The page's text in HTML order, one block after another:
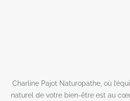
Charline Pajot Naturopathe, où
naturel de votre bien-être est au